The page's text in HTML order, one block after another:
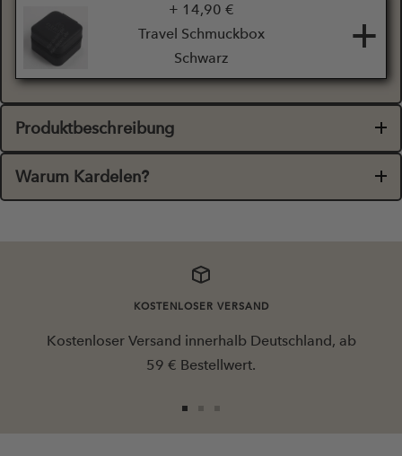
+ 14,90 €
Travel Schmuckbox
Schwarz
+
Produktbeschreibung
Warum Kardelen?
KOSTENLOSER VERSAND
Kostenloser Versand innerhalb Deutschland, ab
59 € Bestellwert.